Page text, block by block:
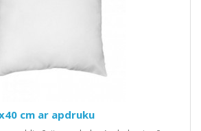
cm ar apdruku